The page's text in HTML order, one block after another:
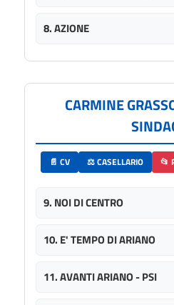
8. AZIONE
CARMINE
📄 CV ⚖️ CASELLARIO 📂
9. NOI DI CENTRO
10. E' TEMPO DI ARIANO
11. AVANTI ARIANO - PSI